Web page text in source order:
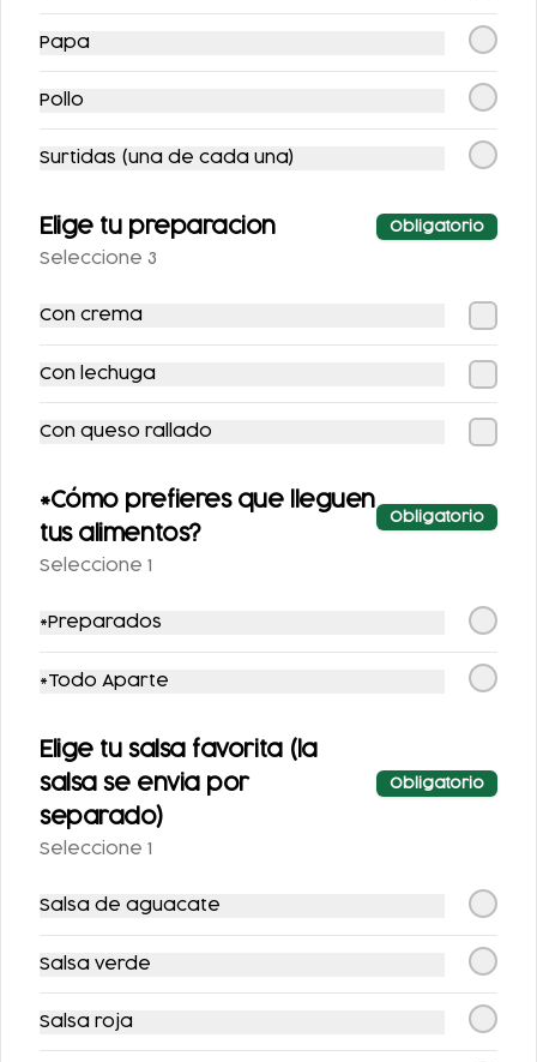
$53.00 $53.00
COCA-COLA
CLÁSICA 400 ML.
$25.00
COCA COLA ZERO
$25.00
Papa
Pollo
Surtidas (una de cada una)
Elige tu preparacion Obligatorio
Seleccione 3
Con crema
Con lechuga
Con queso rallado
*Cómo prefieres que lleguen
tus alimentos?
Obligatorio
Seleccione 1
*Preparados
*Todo Aparte
Elige tu salsa favorita (la
salsa se envia por
separado)
Obligatorio
Seleccione 1
Salsa de aguacate
Salsa verde
Salsa roja